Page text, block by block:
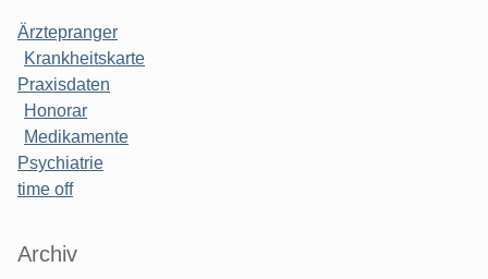
Ärztepranger
Krankheitskarte
Praxisdaten
Honorar
Medikamente
Psychiatrie
time off
Archiv